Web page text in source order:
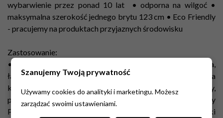
wybarwienie przez ponad 10 lat • odporna na wilgoć •
maksymalna szerokość jednego brytu 123 cm • Eco Friendly
- pracujemy na produktach przyjaznych środowisku
Zastosowanie:
• każde pomieszczenie, czyli salon, sypialnia, kuchnia,
łazienka, przedpokój, pokój dziecięcy, hotel, restauracja, sala
konferencyjna, budynki użytku publicznego, szkoły,
przedszkola, żłobki • fototapeta posiada atest higieniczny
PZH oraz atest trudnopalności Instytutu Techniki
Szanujemy Twoją prywatność
Używamy cookies do analityki i marketingu. Możesz
zarządzać swoimi ustawieniami.